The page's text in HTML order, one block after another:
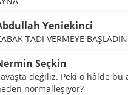
Yeniekinci
TADI VERMEYE
Seçkin
değiliz. Peki o hâlde bu
normalleşiyor?